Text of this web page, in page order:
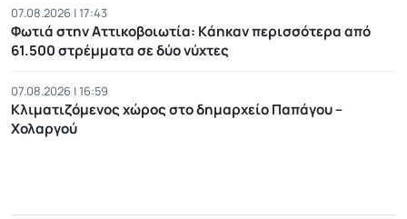
07.08.2026 | 17:43
Φωτιά στην Αττικοβοιωτία: Kάηκαν περισσότερα από
61.500 στρέμματα σε δύο νύχτες
07.08.2026 | 16:59
Κλιματιζόμενος χώρος στο δημαρχείο Παπάγου –
Χολαργού